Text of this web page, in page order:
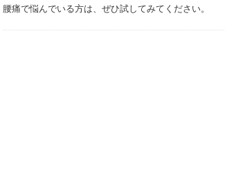
腰痛で悩んでいる方は、ぜひ試してみてください。